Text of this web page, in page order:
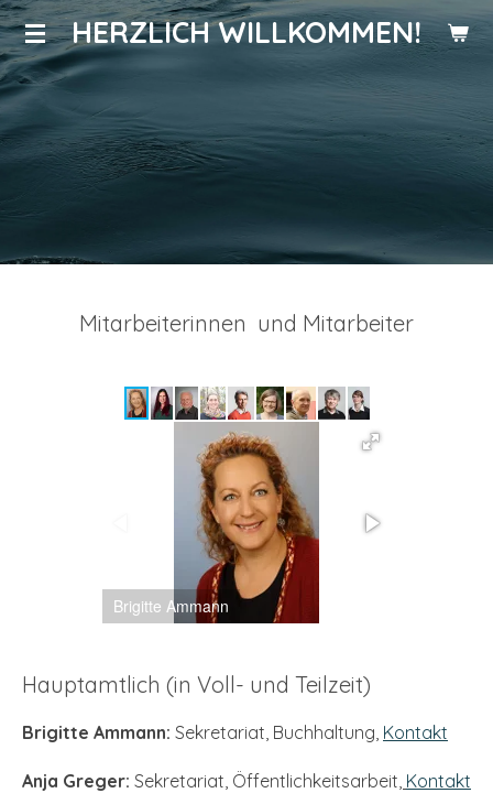
Zum
Hauptinhalt
springen
HERZLICH WILLKOMMEN!
Mitarbeiterinnen und Mitarbeiter
Brigitte Ammann
Hauptamtlich (in Voll- und Teilzeit)
Brigitte Ammann: Sekretariat, Buchhaltung, Kontakt
Anja Greger: Sekretariat, Öffentlichkeitsarbeit, Kontakt